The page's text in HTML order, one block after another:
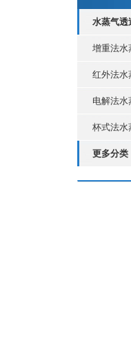
水蒸气透
增重法水
红外法水
电解法水
杯式法水
更多分类